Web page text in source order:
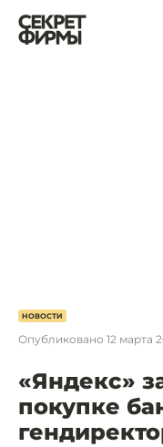
НОВОСТИ
Опубликовано 12 марта
«Яндекс»
покупке